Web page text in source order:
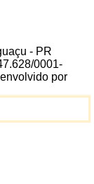
- PR
0001-
por